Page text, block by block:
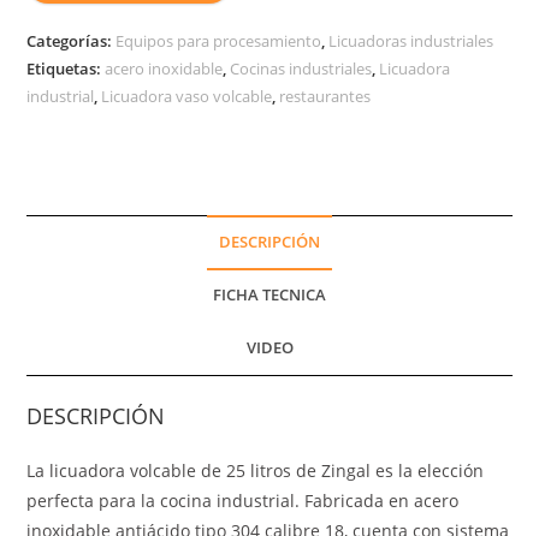
Categorías: Equipos para procesamiento Licuadoras industriales
Etiquetas:acero inoxidable Cocinas industriales Licuadora
industrial Licuadora vaso volcable restaurantes
DESCRIPCIÓN
FICHA TECNICA
VIDEO
DESCRIPCIÓN
La licuadora volcable de 25 litros de Zingal es la elección
perfecta para la cocina industrial. Fabricada en acero
inoxidable antiácido tipo 304 calibre 18, cuenta con sistema